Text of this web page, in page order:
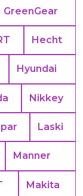
GreenGear
Hecht
Hyundai
Nikkey
Laski
Manner
Makita